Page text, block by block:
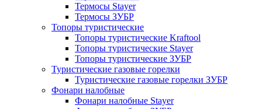
Термосы Stayer
Термосы ЗУБР
Топоры туристические
Топоры туристические Kraftool
Топоры туристические Stayer
Топоры туристические ЗУБР
Туристические газовые горелки
Туристические газовые горелки ЗУБР
Фонари налобные
Фонари налобные Stayer